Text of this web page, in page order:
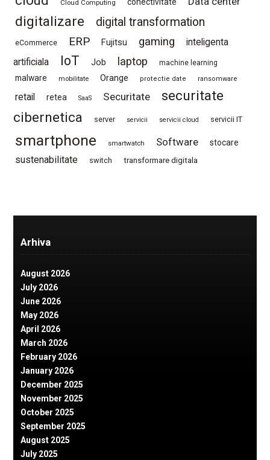
Cloud Computing conectivitate
digitalizare digital transformation
eCommerce ERP Fujitsu gaming
inteligenta
artificiala
IoT Job laptop machine learning
malware mobilitate Orange protectie date ransomware
retail retea SaaS Securitate
securitate
cibernetica
server servicii servicii cloud servicii IT
smartphone smartwatch Software stocare
sustenabilitate switch transformare digitala
Arhiva
August 2026
July 2026
June 2026
May 2026
April 2026
March 2026
February 2026
January 2026
December 2025
November 2025
October 2025
September 2025
August 2025
July 2025